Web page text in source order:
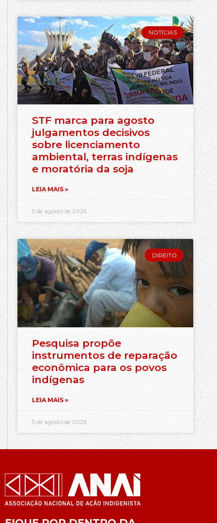
NOTÍCIAS
STF marca para agosto
julgamentos decisivos
sobre licenciamento
ambiental, terras indígenas
e moratória da soja
LEIA MAIS »
5 de agosto de 2026
DIREITO
Pesquisa propõe
instrumentos de reparação
econômica para os povos
indígenas
LEIA MAIS »
5 de agosto de 2026